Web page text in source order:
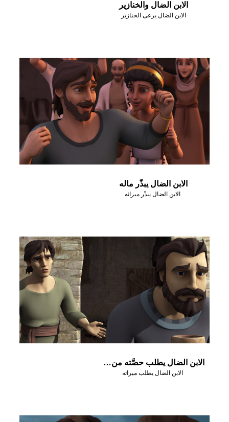
الابن الضال والخنازير
الابن الضال يرعى الخنازير
الابن الضال يبذّر ماله
الابن الضال يبذّر ميراثه
الابن الضال يطلب حصَّته من الميراث
الابن الضال يطلب ميراثه